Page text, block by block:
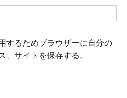
するためブラウザーに自分の
、サイトを保存する。